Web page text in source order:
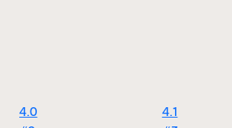
4.0
4.1